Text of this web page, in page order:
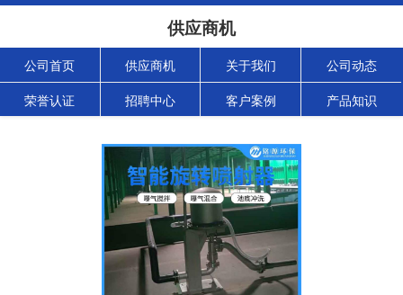
供应商机
公司首页 供应商机 关于我们 公司动态
荣誉认证 招聘中心 客户案例 产品知识